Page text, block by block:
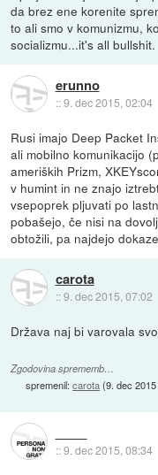
da brez ene korenite
to ali smo v komunizmu,
socializmu...it's all bullshit.
erunno
::9. dec 2015, 02:04
Rusi imajo Deep Packet
ali mobilno komunikacijo
ameriških Prizm,
v humint in ne znajo
vsepoprek pljuvati po
pobašejo, če nisi na
obtožili, pa najdejo
carota
::9. dec 2015, 07:02
Država naj bi varovala
Zgodovina sprememb…
spremenil:carota(9. dec
::9. dec 2015, 08:34